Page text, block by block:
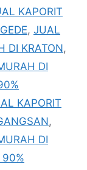
KAPORIT
, JUAL
DI KRATON,
DI
KAPORIT
,
DI
90%